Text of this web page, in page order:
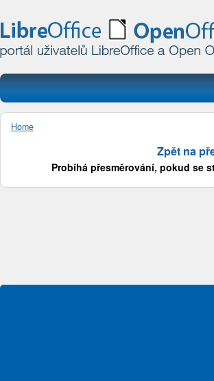
Home
Zpět na
Probíhá přesměrování, pokud se